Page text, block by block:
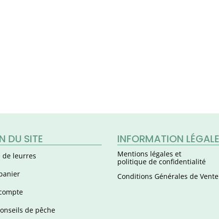
DU SITE
de leurres
de pêche
INFORMATION
Mentions légales et
politique de confidentialité
Conditions Générales de Vente